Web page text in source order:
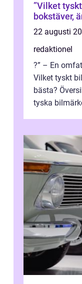
”Vilket
bokstäver,
22 augusti
redaktionel
?” – En
Vilket tyskt
bästa?
tyska